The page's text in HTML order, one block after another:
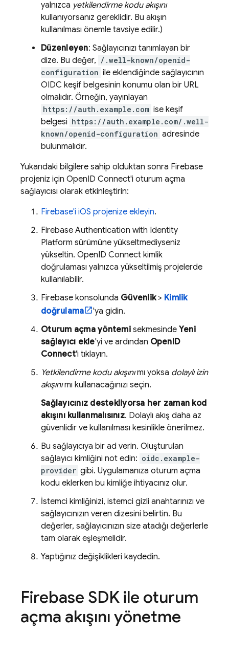
yalnızca yetkilendirme kodu akışını
kullanıyorsanız gereklidir. Bu akışın
kullanılması önemle tavsiye edilir.)
Düzenleyen: Sağlayıcınızı tanımlayan bir
dize. Bu değer, /.well-known/openid-
configuration ile eklendiğinde sağlayıcının
OIDC keşif belgesinin konumu olan bir URL
olmalıdır. Örneğin, yayınlayan
https://auth.example.com ise keşif
belgesi https://auth.example.com/.well-
known/openid-configuration adresinde
bulunmalıdır.
Yukarıdaki bilgilere sahip olduktan sonra Firebase
projeniz için OpenID Connect'i oturum açma
sağlayıcısı olarak etkinleştirin:
Firebase'i iOS projenize ekleyin.
Firebase Authentication with Identity
Platform sürümüne yükseltmediyseniz
yükseltin. OpenID Connect kimlik
doğrulaması yalnızca yükseltilmiş projelerde
kullanılabilir.
Firebase konsolunda Güvenlik> Kimlik
doğrulama
'ya gidin.
Oturum açma yöntemisekmesinde Yeni
sağlayıcı ekle'yi ve ardından OpenID
Connect'i tıklayın.
Yetkilendirme kodu akışınımı yoksa dolaylı izin
akışınımı kullanacağınızı seçin.
Sağlayıcınız destekliyorsa her zaman kod
akışını kullanmalısınız. Dolaylı akış daha az
güvenlidir ve kullanılması kesinlikle önerilmez.
Bu sağlayıcıya bir ad verin. Oluşturulan
sağlayıcı kimliğini not edin: oidc.example-
provider gibi. Uygulamanıza oturum açma
kodu eklerken bu kimliğe ihtiyacınız olur.
İstemci kimliğinizi, istemci gizli anahtarınızı ve
sağlayıcınızın veren dizesini belirtin. Bu
değerler, sağlayıcınızın size atadığı değerlerle
tam olarak eşleşmelidir.
Yaptığınız değişiklikleri kaydedin.
Firebase SDK ile oturum
açma akışını yönetme